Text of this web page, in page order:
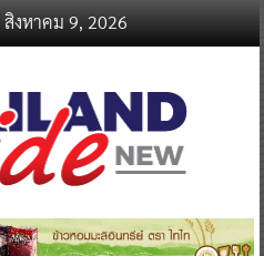
งหาคม 9, 2026